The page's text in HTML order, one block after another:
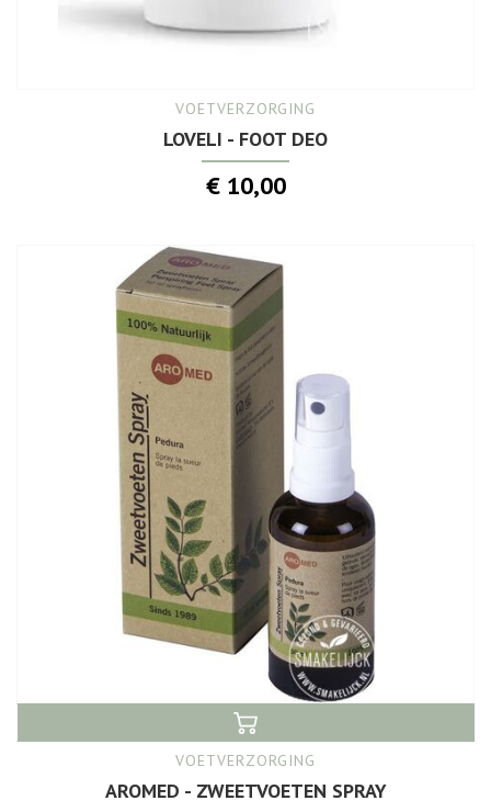
VOETVERZORGING
LOVELI - FOOT DEO
€ 10,00
VOETVERZORGING
AROMED - ZWEETVOETEN SPRAY